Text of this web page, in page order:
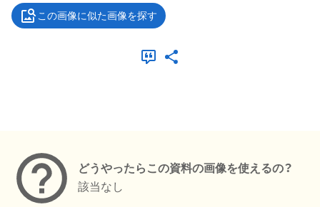
この画像に似た画像を探す
どうやったらこの資料の画像を使えるの？
該当なし